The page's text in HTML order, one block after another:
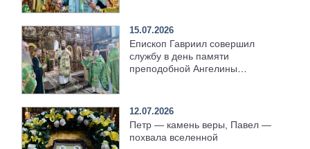
15.07.2026
Епископ Гавриил совершил
службу в день памяти
преподобной Ангелины
12.07.2026
Петр — камень веры, Павел —
похвала вселенной